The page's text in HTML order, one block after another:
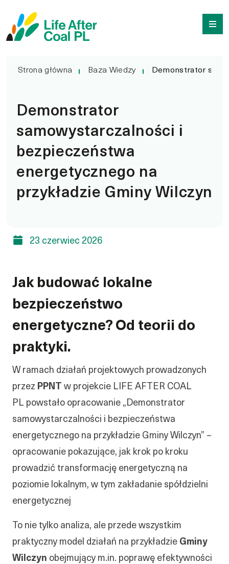
treści
Demonstrator
Strona główna Baza Wiedzy Demonstrator
Demonstrator
samowystarczalności i
bezpieczeństwa
energetycznego na
przykładzie Gminy Wilczyn
23 czerwiec 2026
Jak budować lokalne
bezpieczeństwo
energetyczne? Od teorii do
praktyki.
W ramach działań projektowych prowadzonych
przez PPNT w projekcie LIFE AFTER COAL
PL powstało opracowanie „Demonstrator
samowystarczalności i bezpieczeństwa
energetycznego na przykładzie Gminy Wilczyn” –
opracowanie pokazujące, jak krok po kroku
prowadzić transformację energetyczną na
poziomie lokalnym, w tym zakładanie spółdzielni
energetycznej
To nie tylko analiza, ale przede wszystkim
praktyczny model działań na przykładzie Gminy
Wilczyn obejmujący m.in. poprawę efektywności